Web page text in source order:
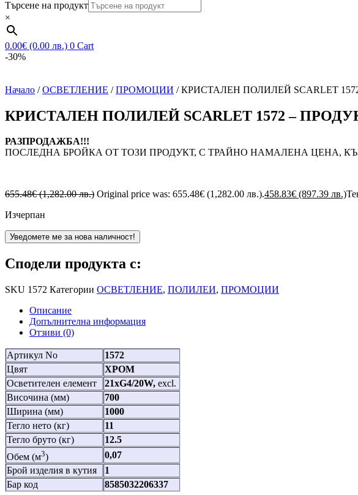
Търсене на продукт
×
0.00€ (0.00 лв.) 0 Cart
-30%
Начало /ОСВЕТЛЕНИЕ /ПРОМОЦИИ / КРИСТАЛЕН ПОЛИЛЕЙ SCARLET
КРИСТАЛЕН ПОЛИЛЕЙ SCARLET 1572 –
РАЗПРОДАЖБА!!!
ПОСЛЕДНА БРОЙКА ОТ ТОЗИ ПРОДУКТ, С ТРАЙНО НАМАЛЕНА ЦЕНА,
655.48€ (1,282.00 лв.) Original price was: 655.48€ (1,282.00 лв.).458.83€ (897.39 лв.)
Изчерпан
Уведомете ме за нова наличност!
Сподели продукта с:
SKU 1572 Категории ОСВЕТЛЕНИЕ, ПОЛИЛЕИ, ПРОМОЦИИ
Описание
Допълнителна информация
Отзиви (0)
Артикул No
1572
Цвят
ХРОМ
Осветителен елемент
21xG4/20W, excl.
Височина (мм)
700
Ширина (мм)
1000
Тегло нето (кг)
11
Тегло бруто (кг)
12.5
Обем (м3)
0,07
Брой изделия в кутия
1
Бар код
8585032206337